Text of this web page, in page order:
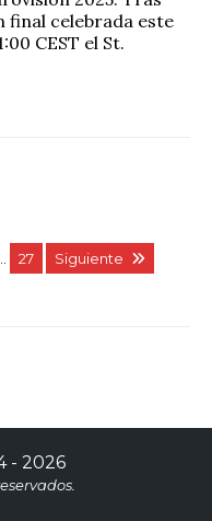
final celebrada este
CEST el St.
27 Siguiente
- 2026